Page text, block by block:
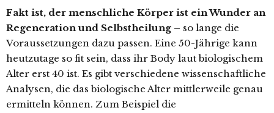
Fakt ist, der menschliche Körper ist ein Wunder an
Regeneration und Selbstheilung – so lange die
Voraussetzungen dazu passen. Eine 50-Jährige kann
heutzutage so fit sein, dass ihr Body laut biologischem
Alter erst 40 ist. Es gibt verschiedene wissenschaftliche
Analysen, die das biologische Alter mittlerweile genau
ermitteln können. Zum Beispiel die